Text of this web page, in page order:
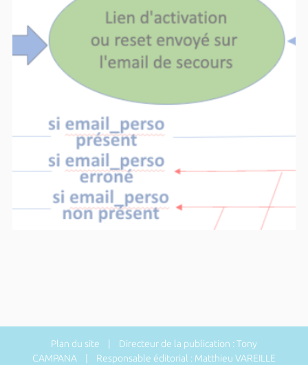
Plan du site | Directeur de la publication : Tony
CAMPANA | Responsable éditorial : Matthieu VAREILLE